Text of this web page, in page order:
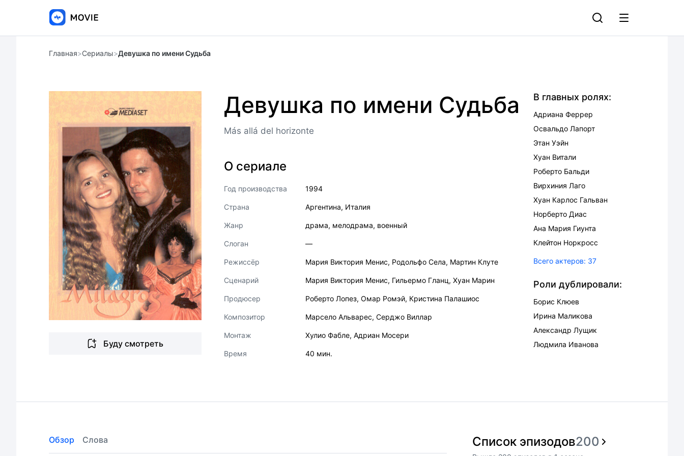
Главная>Сериалы>Девушка по имени Судьба
Буду смотреть
Девушка по имени Судьба
Más allá del horizonte
О сериале
Год производства 1994
Страна Аргентина, Италия
Жанр драма, мелодрама, военный
Слоган —
Режиссёр Мария Виктория Менис, Родольфо Села, Мартин Клуте
Сценарий Мария Виктория Менис, Гильермо Гланц, Хуан Марин
Продюсер Роберто Лопез, Омар Ромэй, Кристина Палашиос
Композитор Марсело Альварес, Серджо Виллар
Монтаж Хулио Фабле, Адриан Мосери
Время 40 мин.
В главных ролях:
Адриана Феррер
Освальдо Лапорт
Этан Уэйн
Хуан Витали
Роберто Бальди
Вирхиния Лаго
Хуан Карлос Гальван
Норберто Диас
Ана Мария Гиунта
Клейтон Норкросс
Всего актеров: 37
Роли дублировали:
Борис Клюев
Ирина Маликова
Александр Лущик
Людмила Иванова
Обзор Слова Список эпизодов200